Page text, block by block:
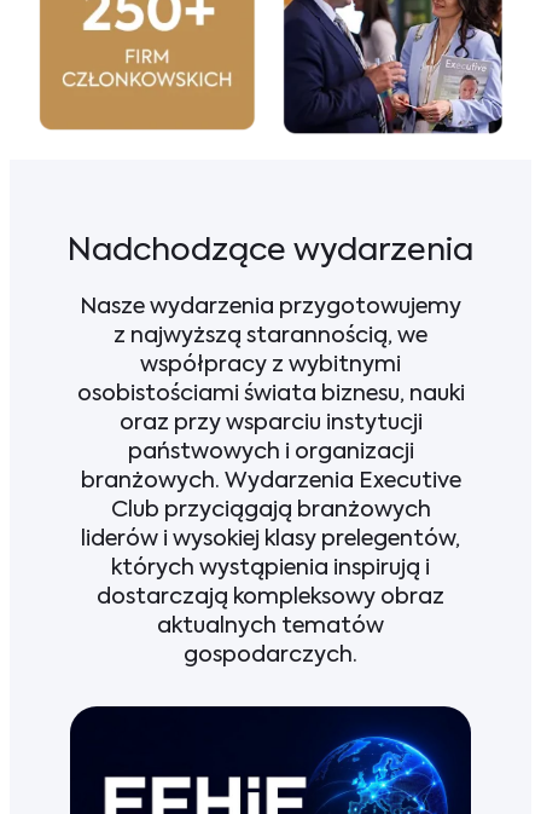
Nadchodzące wydarzenia
Nasze wydarzenia przygotowujemy
z najwyższą starannością, we
współpracy z wybitnymi
osobistościami świata biznesu, nauki
oraz przy wsparciu instytucji
państwowych i organizacji
branżowych. Wydarzenia Executive
Club przyciągają branżowych
liderów i wysokiej klasy prelegentów,
których wystąpienia inspirują i
dostarczają kompleksowy obraz
aktualnych tematów
gospodarczych.